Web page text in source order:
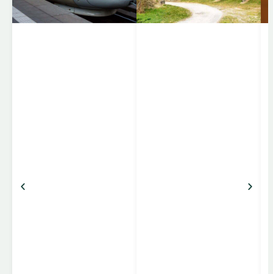
moderne tog. ICE-
togene forbinder de